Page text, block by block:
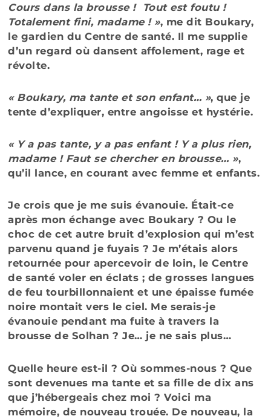
Cours dans la brousse ! Tout est foutu !
Totalement fini, madame ! », me dit Boukary,
le gardien du Centre de santé. Il me supplie
d’un regard où dansent affolement, rage et
révolte.
« Boukary, ma tante et son enfant… », que je
tente d’expliquer, entre angoisse et hystérie.
« Y a pas tante, y a pas enfant ! Y a plus rien,
madame ! Faut se chercher en brousse… »,
qu’il lance, en courant avec femme et enfants.
Je crois que je me suis évanouie. Était-ce
après mon échange avec Boukary ? Ou le
choc de cet autre bruit d’explosion qui m’est
parvenu quand je fuyais ? Je m’étais alors
retournée pour apercevoir de loin, le Centre
de santé voler en éclats ; de grosses langues
de feu tourbillonnaient et une épaisse fumée
noire montait vers le ciel. Me serais-je
évanouie pendant ma fuite à travers la
brousse de Solhan ? Je… je ne sais plus…
Quelle heure est-il ? Où sommes-nous ? Que
sont devenues ma tante et sa fille de dix ans
que j’hébergeais chez moi ? Voici ma
mémoire, de nouveau trouée. De nouveau, la